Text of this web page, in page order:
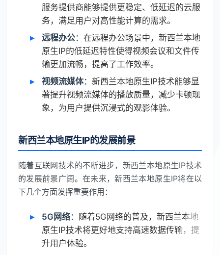
服务提供商能够提供更稳定、低延迟的云服
务，满足用户对高性能计算的需求。
远程办公：在远程办公场景中，新西兰本地
原生IP的低延迟特性使得视频会议和文件传
输更加流畅，提高了工作效率。
视频流媒体：新西兰本地原生IP技术能够显
著提升视频流媒体的播放质量，减少卡顿现
象，为用户提供沉浸式的观影体验。
新西兰本地原生IP的发展前景
随着互联网技术的不断进步，新西兰本地原生IP技术
的发展前景广阔。在未来，新西兰本地原生IP将在以
下几个方面发挥重要作用：
5G网络：随着5G网络的普及，新西兰本地
原生IP技术将更好地支持高速数据传输，提
升用户体验。